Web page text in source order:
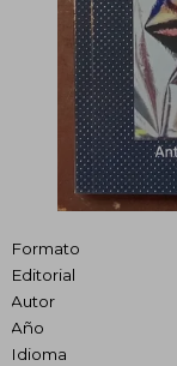
Formato
Editorial
Autor
Año
Idioma